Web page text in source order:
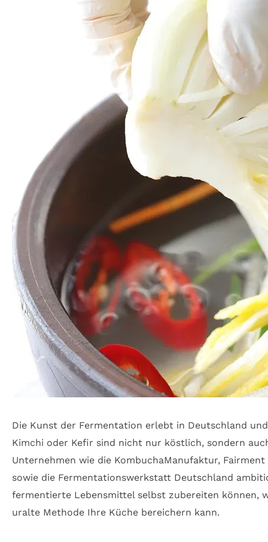
Die Kunst der Fermentation erlebt in Deutschland
Kimchi oder Kefir sind nicht nur köstlich, sondern
Unternehmen wie die KombuchaManufaktur,
sowie die Fermentationswerkstatt Deutschland
fermentierte Lebensmittel selbst zubereiten können,
uralte Methode Ihre Küche bereichern kann.